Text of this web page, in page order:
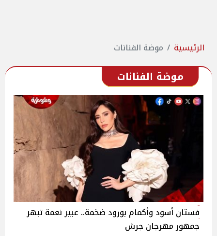
الرئيسية موضة الفنانات
موضة الفنانات
فستان أسود وأكمام بورود ضخمة.. عبير نعمة تبهر
جمهور مهرجان جرش